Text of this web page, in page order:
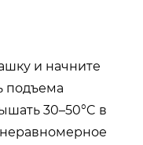
и начните
подъема
30–50°C в